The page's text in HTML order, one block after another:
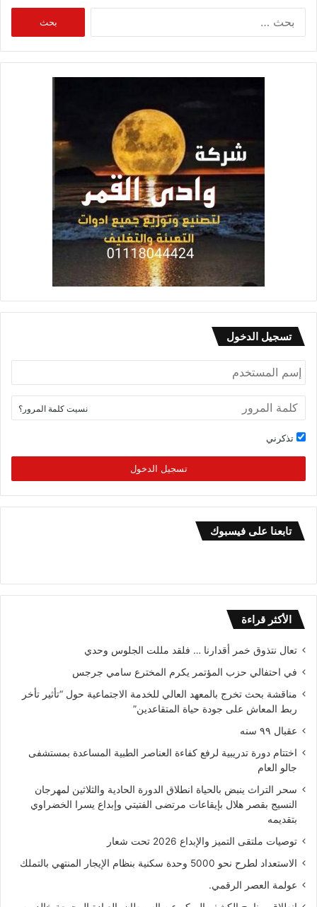
تسجيل الدخول
نسيت كلمة المرور؟
تذكرني
تسجيل الدخول
تابعنا على فيسبوك
الأكثر قراءة
تعال نتذوق خمر أقدارنا … فلقد مللت الجلوس وحدي
في احتفالي حزب المؤتمر يكرم المخترع سامي جرجس
مناقشة بحث تخرج بالمعهد العالي للخدمة الاجتماعية حول “تأثير تأخر
ربط المعاش على جودة حياة المتقاعدين”
عقبال ٩٩ سنه
اختتام دورة تدريبية لرفع كفاءة العناصر الطبية المساعدة بمستشفى
جالو العام
سحر التراث ينبض بالحياة انطلاق الدورة الحادية والثلاثين لمهرجان
النسيج بقصر هلال بإيقاعات مرتضى الفتيتي وإبداع يسرا الخضراوي
بتقديمه
توصيات ملتقى التميز والإبداع 2026 تحت شعار
الاستعداد لطرح نحو 5000 وحدة سكنية بنظام الإيجار المنتهي بالتملك
عولمة العصر الرقمي.